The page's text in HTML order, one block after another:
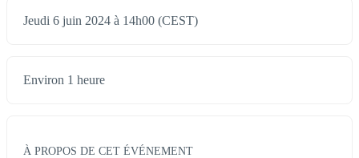
Jeudi 6 juin 2024 à 14h00 (CEST)
Environ 1 heure
À PROPOS DE CET ÉVÉNEMENT